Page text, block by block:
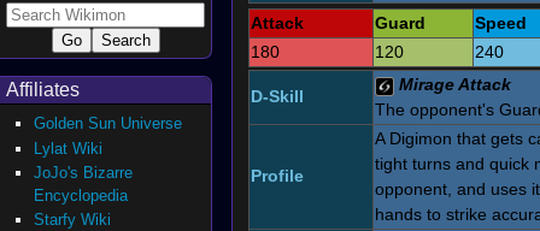
Attack
Guard
Speed
180
120 240
D-Skill
Mirage Attack
The opponent's
Profile
A Digimon that gets
tight turns and quick
opponent, and uses
hands to strike
Affiliates
Golden Sun Universe
Lylat Wiki
JoJo's Bizarre
Encyclopedia
Starfy Wiki